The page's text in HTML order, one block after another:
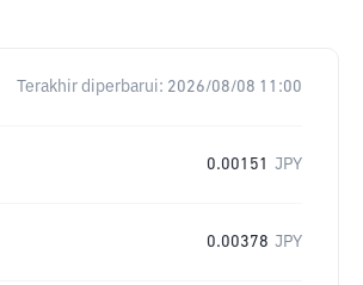
Terakhir diperbarui: 2026/08/08 11:00
0.00151 JPY
0.00378 JPY